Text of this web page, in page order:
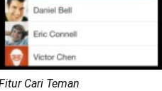
Cari Teman